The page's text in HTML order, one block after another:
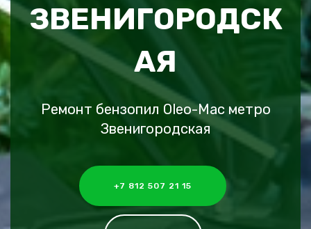
ЗВЕНИГОРОДСК
АЯ
Ремонт бензопил Oleo-Mac метро
Звенигородская
+7 812 507 21 15